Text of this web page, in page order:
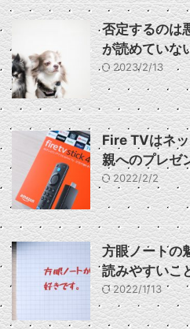
否定するのは
が読めていな
2023/2/13
Fire TVはネ
親へのプレゼ
2022/2/2
方眼ノートの
読みやすいこ
2022/1/13